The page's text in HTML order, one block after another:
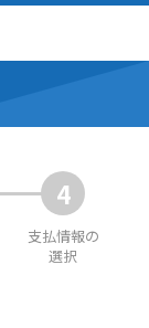
4
支払情報の
選択